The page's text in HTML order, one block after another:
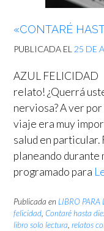
«CONTARÉ
PUBLICADA EL 25 DE
AZUL
relato! ¿Querrá
nerviosa? A ver
viaje era muy
salud en
planeando durante
programado para
Publicada en LIBRO PARA
felicidad, Contaré hasta
libro solo lectura, relatos